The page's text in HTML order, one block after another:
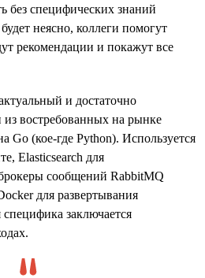
без специфических знаний
неясно, коллеги помогут
рекомендации и покажут все
и достаточно
востребованных на рынке
Go (кое-где Python). Используется
Elasticsearch для
сообщений RabbitMQ
для развертывания
заключается